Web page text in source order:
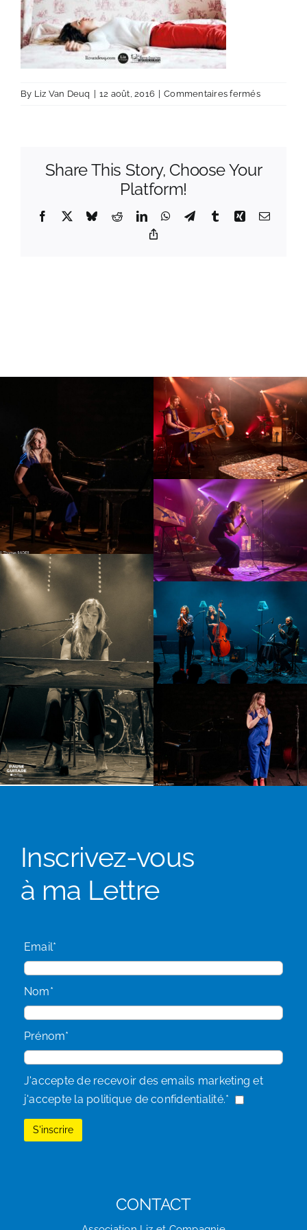
By Liz Van Deuq 12 août, 2016 Commentaires ferméssur
Share This Story, Choose Your
Platform!
Facebook BlueskyRedditLinkedInWhatsApp
TelegramTumblrXing Email
Inscrivez-vous
à ma Lettre
Email*
Nom*
Prénom*
J'accepte de recevoir des emails marketing et
j'accepte la politique de confidentialité.*
CONTACT